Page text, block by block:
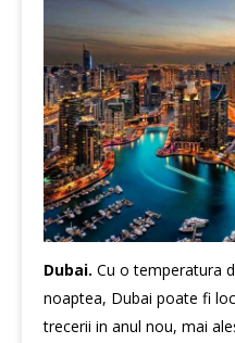
Dubai. Cu o temperatura
noaptea, Dubai poate fi
trecerii in anul nou, mai